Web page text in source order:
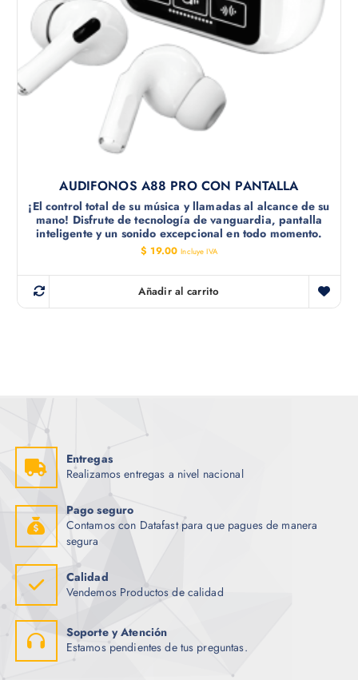
AUDIFONOS A88 PRO CON PANTALLA
¡El control total de su música y llamadas al alcance de su
mano! Disfrute de tecnología de vanguardia, pantalla
inteligente y un sonido excepcional en todo momento.
$ 19.00 Incluye IVA
Añadir al carrito
Entregas
Realizamos entregas a nivel nacional
Pago seguro
Contamos con Datafast para que pagues de manera
segura
Calidad
Vendemos Productos de calidad
Soporte y Atención
Estamos pendientes de tus preguntas.